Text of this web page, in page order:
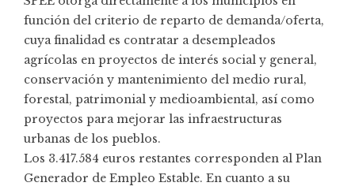
función del criterio de reparto de demanda/oferta,
cuya finalidad es contratar a desempleados
agrícolas en proyectos de interés social y general,
conservación y mantenimiento del medio rural,
forestal, patrimonial y medioambiental, así como
proyectos para mejorar las infraestructuras
urbanas de los pueblos.
Los 3.417.584 euros restantes corresponden al Plan
Generador de Empleo Estable. En cuanto a su